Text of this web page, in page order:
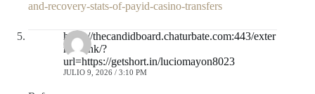
and-recovery-stats-of-payid-casino-transfers
https://thecandidboard.chaturbate.com:443/exter
nal_link/?
url=https://getshort.in/luciomayon8023
JULIO 9, 2026 / 3:10 PM